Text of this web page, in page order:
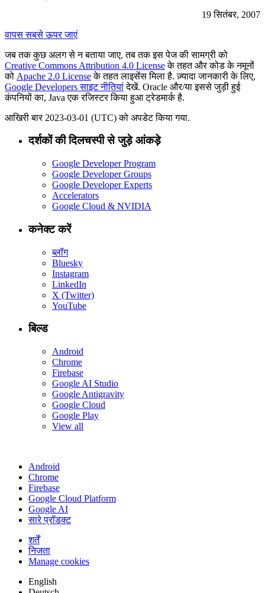
19 सितंबर, 2007
वापस सबसे ऊपर जाएं
जब तक कुछ अलग से न बताया जाए, तब तक इस पेज की सामग्री को
Creative Commons Attribution 4.0 Licenseके तहत और कोड के नमूनों
को Apache 2.0 Licenseके तहत लाइसेंस मिला है. ज़्यादा जानकारी के लिए,
Google Developers साइट नीतियांदेखें. Oracle और/या इससे जुड़ी हुई
कंपनियों का, Java एक रजिस्टर किया हुआ ट्रेडमार्क है.
आखिरी बार 2023-03-01 (UTC) को अपडेट किया गया.
दर्शकों की दिलचस्पी से जुड़े आंकड़े
Google Developer Program
Google Developer Groups
Google Developer Experts
Accelerators
Google Cloud & NVIDIA
कनेक्ट करें
ब्लॉग
Bluesky
Instagram
LinkedIn
X (Twitter)
YouTube
बिल्ड
Android
Chrome
Firebase
Google AI Studio
Google Antigravity
Google Cloud
Google Play
View all
Android
Chrome
Firebase
Google Cloud Platform
Google AI
सारे प्रॉडक्ट
शर्तें
निजता
Manage cookies
English